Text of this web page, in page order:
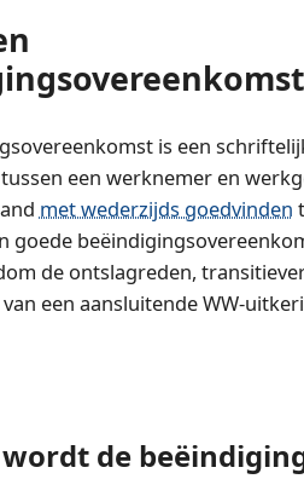
is een
een werknemer en
met wederzijds goedvinden
goede
de ontslagreden,
een aansluitende WW-
de